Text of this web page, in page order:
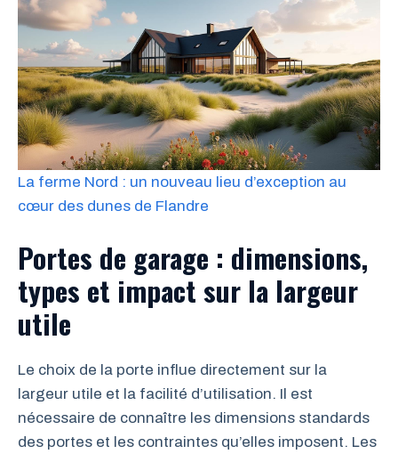
La ferme Nord : un nouveau lieu d’exception au
cœur des dunes de Flandre
Portes de garage : dimensions,
types et impact sur la largeur
utile
Le choix de la porte influe directement sur la
largeur utile et la facilité d’utilisation. Il est
nécessaire de connaître les dimensions standards
des portes et les contraintes qu’elles imposent. Les